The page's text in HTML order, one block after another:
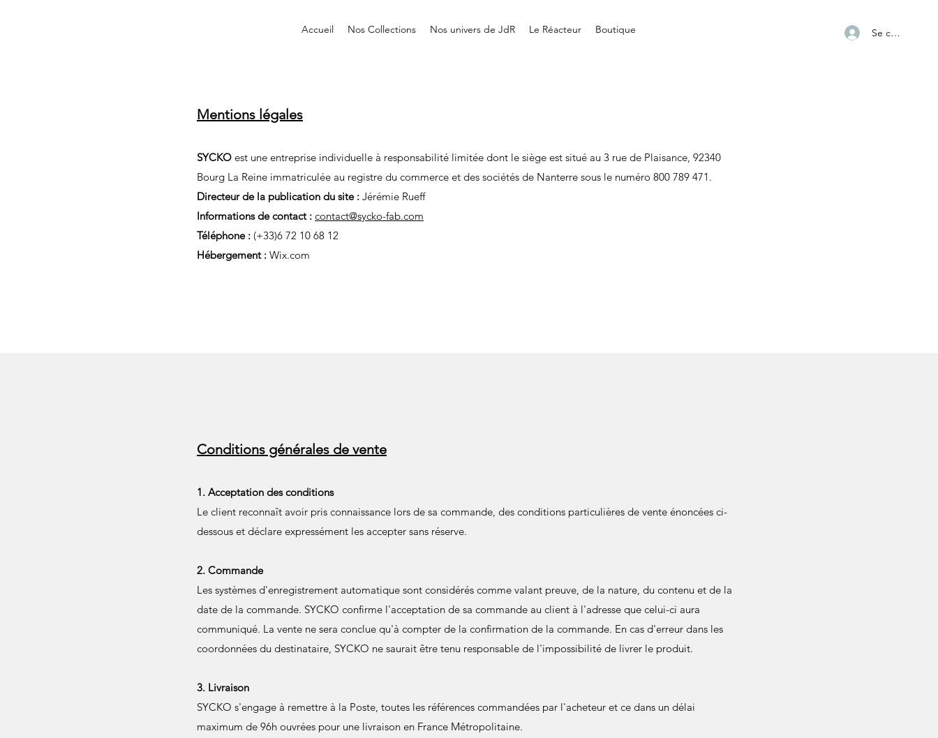
Accueil Nos Collections Nos univers de JdR Le Réacteur Boutique Se connecter
Mentions légales
SYCKO est une entreprise individuelle à responsabilité limitée dont le siège est situé au 3 rue de Plaisance, 92340
Bourg La Reine immatriculée au registre du commerce et des sociétés de Nanterre sous le numéro 800 789 471.
Directeur de la publication du site : Jérémie Rueff
Informations de contact : contact@sycko-fab.com
Téléphone : (+33)6 72 10 68 12
Hébergement : Wix.com
Conditions générales de vente
1. Acceptation des conditions
Le client reconnaît avoir pris connaissance lors de sa commande, des conditions particulières de vente énoncées ci-
dessous et déclare expressément les accepter sans réserve.
2. Commande
Les systèmes d'enregistrement automatique sont considérés comme valant preuve, de la nature, du contenu et de la
date de la commande. SYCKO confirme l'acceptation de sa commande au client à l'adresse que celui-ci aura
communiqué. La vente ne sera conclue qu'à compter de la confirmation de la commande. En cas d'erreur dans les
coordonnées du destinataire, SYCKO ne saurait être tenu responsable de l'impossibilité de livrer le produit.
3. Livraison
SYCKO s'engage à remettre à la Poste, toutes les références commandées par l'acheteur et ce dans un délai
maximum de 96h ouvrées pour une livraison en France Métropolitaine.